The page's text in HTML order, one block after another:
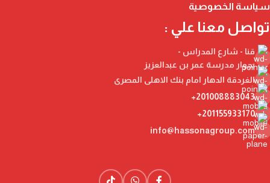
سياسة الخصوصية
تواصل معنا علي :
قنا - شارع المدراس -
بجوار مدرسة عمر بن عبدالعزيز
الغردقة الدهار امام بنك الاهلى المصرى
201008883043+
201155933170+
info@hassonagroup.com